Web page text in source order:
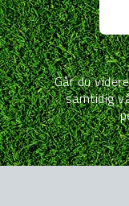
Går du
samtidig